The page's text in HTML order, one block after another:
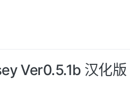
Ver0.5.1b 汉化版